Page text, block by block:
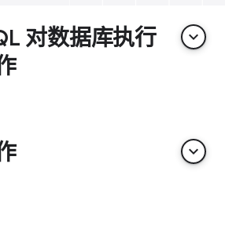
对数据库执行
keyboard_arrow_down
keyboard_arrow_down